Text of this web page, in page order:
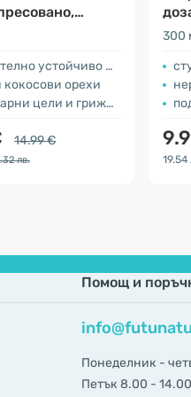
устойчиво масло
кокосови орехи
цели и грижа за кожата
14.99 €
лв.
300
19.54
Помощ и
Понеделник -
Петък 8.00 -